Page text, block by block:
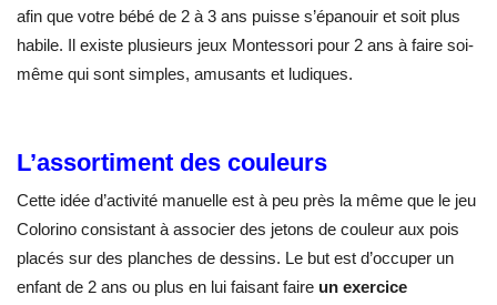
afin que votre bébé de 2 à 3 ans puisse s’épanouir et soit plus
habile. Il existe plusieurs jeux Montessori pour 2 ans à faire soi-
même qui sont simples, amusants et ludiques.
L’assortiment des couleurs
Cette idée d’activité manuelle est à peu près la même que le jeu
Colorino consistant à associer des jetons de couleur aux pois
placés sur des planches de dessins. Le but est d’occuper un
enfant de 2 ans ou plus en lui faisant faire un exercice